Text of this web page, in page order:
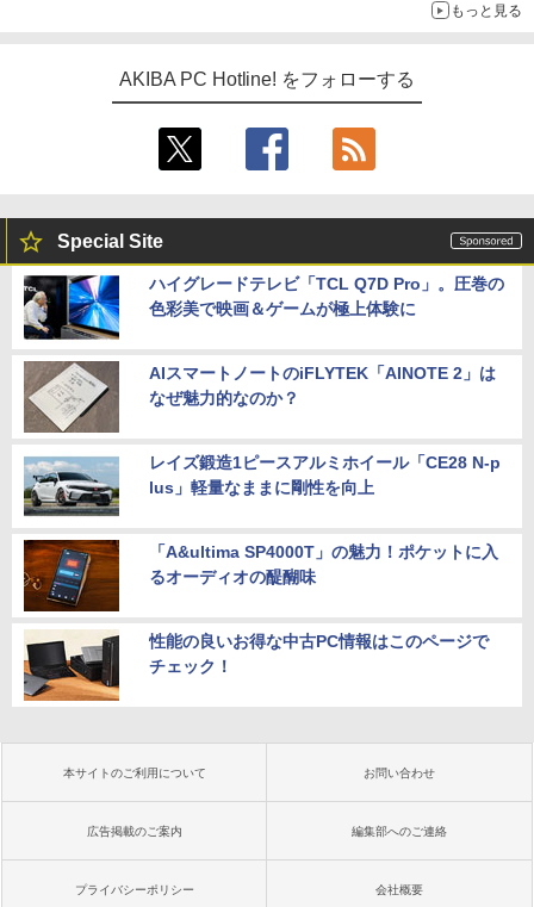
もっと見る
AKIBA PC Hotline! をフォローする
Special Site
ハイグレードテレビ「TCL Q7D Pro」。圧巻の
色彩美で映画＆ゲームが極上体験に
AIスマートノートのiFLYTEK「AINOTE 2」は
なぜ魅力的なのか？
レイズ鍛造1ピースアルミホイール「CE28 N-p
lus」軽量なままに剛性を向上
「A&ultima SP4000T」の魅力！ポケットに入
るオーディオの醍醐味
性能の良いお得な中古PC情報はこのページで
チェック！
本サイトのご利用について お問い合わせ
広告掲載のご案内 編集部へのご連絡
プライバシーポリシー 会社概要